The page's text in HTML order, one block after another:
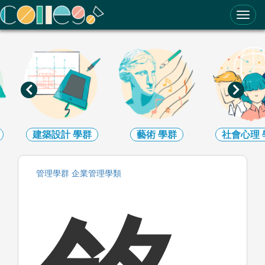
ColleGo! 大學選才與高中育才輔助系統
建築設計學群 藝術 學群 社會心理
管理學群 企業管理學類